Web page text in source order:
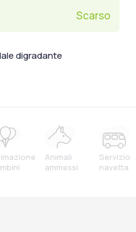
Scarso
digradante
Animali
ammessi
Servizio
navetta